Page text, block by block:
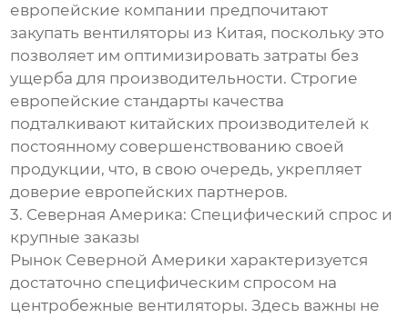
европейские компании предпочитают
закупать вентиляторы из Китая, поскольку это
позволяет им оптимизировать затраты без
ущерба для производительности. Строгие
европейские стандарты качества
подталкивают китайских производителей к
постоянному совершенствованию своей
продукции, что, в свою очередь, укрепляет
доверие европейских партнеров.
3. Северная Америка: Специфический спрос и
крупные заказы
Рынок Северной Америки характеризуется
достаточно специфическим спросом на
центробежные вентиляторы. Здесь важны не